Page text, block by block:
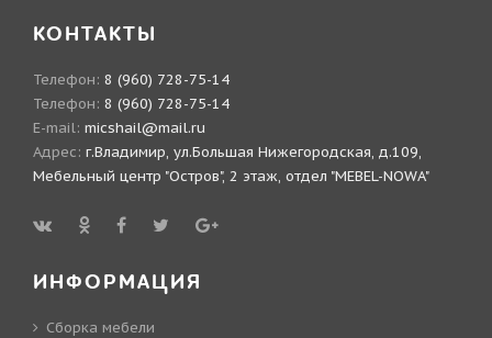
КОНТАКТЫ
Телефон: 8 (960) 728-75-14
Телефон: 8 (960) 728-75-14
E-mail: micshail@mail.ru
Адрес: г.Владимир, ул.Большая Нижегородская, д.109,
Мебельный центр "Остров", 2 этаж, отдел "MEBEL-NOWA"
ИНФОРМАЦИЯ
Сборка мебели